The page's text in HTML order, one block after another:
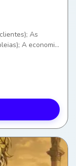
As
A economia